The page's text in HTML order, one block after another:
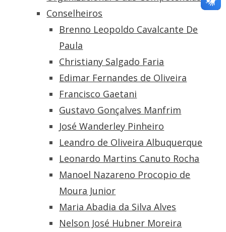
Conselheiros
Brenno Leopoldo Cavalcante De
Paula
Christiany Salgado Faria
Edimar Fernandes de Oliveira
Francisco Gaetani
Gustavo Gonçalves Manfrim
José Wanderley Pinheiro
Leandro de Oliveira Albuquerque
Leonardo Martins Canuto Rocha
Manoel Nazareno Procopio de
Moura Junior
Maria Abadia da Silva Alves
Nelson José Hubner Moreira